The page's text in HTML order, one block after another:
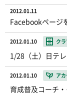
2012.01.11
Facebookページ
2012.01.10 ク
1/28（土）日テ
2012.01.10 ア
育成普及コーチ